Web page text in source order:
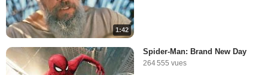
1:42
Spider-Man: Brand New Day
264 555 vues